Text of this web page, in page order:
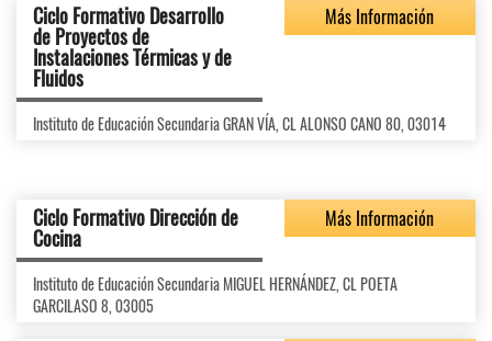
Ciclo Formativo Desarrollo
de Proyectos de
Instalaciones Térmicas y de
Fluidos
Más Información
Instituto de Educación Secundaria GRAN VÍA, CL ALONSO CANO 80, 03014
Ciclo Formativo Dirección de
Cocina
Más Información
Instituto de Educación Secundaria MIGUEL HERNÁNDEZ, CL POETA
GARCILASO 8, 03005